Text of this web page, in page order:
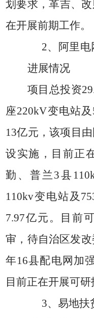
划要求，革吉、
在开展前期工作。
2、 阿里
进展情况
项目总投资
座220kV变电站及
13亿元，该项目
设实施，目前正
勤、普兰3县
110kv变电站及
7.97亿元。目前
审，待自治区发
年16县配电网加
目前正在开展可
3、 易地扶